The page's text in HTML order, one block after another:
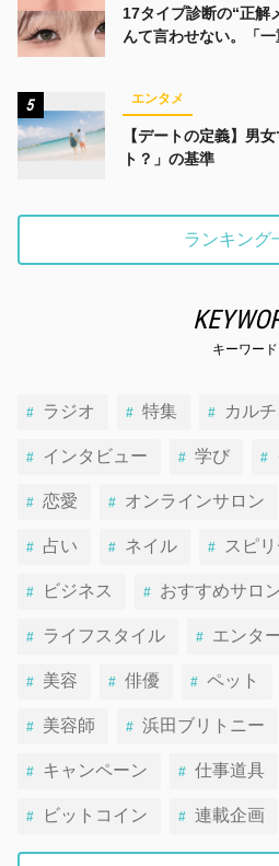
17タイプ診断の“正解
んて言わせない。「
5 エンタメ
【デートの定義】男
ト？」の基準
ランキング
キーワード
ラジオ 特集 カル
インタビュー 学び
恋愛 オンラインサロン
占い ネイル スピ
ビジネス おすすめサロ
ライフスタイル エンタ
美容 俳優 ペット
美容師 浜田ブリトニー
キャンペーン 仕事道具
ビットコイン 連載企画